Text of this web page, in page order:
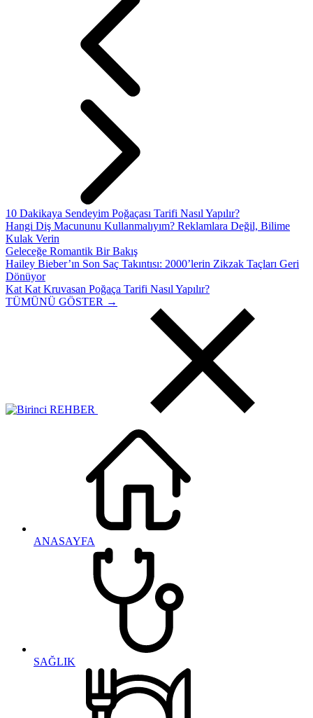
10 Dakikaya Sendeyim Poğaçası Tarifi Nasıl Yapılır?
Hangi Diş Macununu Kullanmalıyım? Reklamlara Değil, Bilime
Kulak Verin
Geleceğe Romantik Bir Bakış
Hailey Bieber’ın Son Saç Takıntısı: 2000’lerin Zikzak Taçları Geri
Dönüyor
Kat Kat Kruvasan Poğaça Tarifi Nasıl Yapılır?
TÜMÜNÜ GÖSTER →
ANASAYFA
SAĞLIK